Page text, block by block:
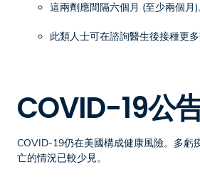
這兩劑應間隔六個月 (至少兩個月)
此類人士可在諮詢醫生後接種更多
COVID-19公
COVID-19仍在美國構成健康風險。多虧
亡的情況已較少見。